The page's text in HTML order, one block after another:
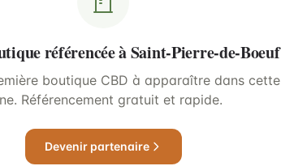
référencée à Saint-Pierre-de-Boeuf
boutique CBD à apparaître dans cette
Référencement gratuit et rapide.
Devenir partenaire